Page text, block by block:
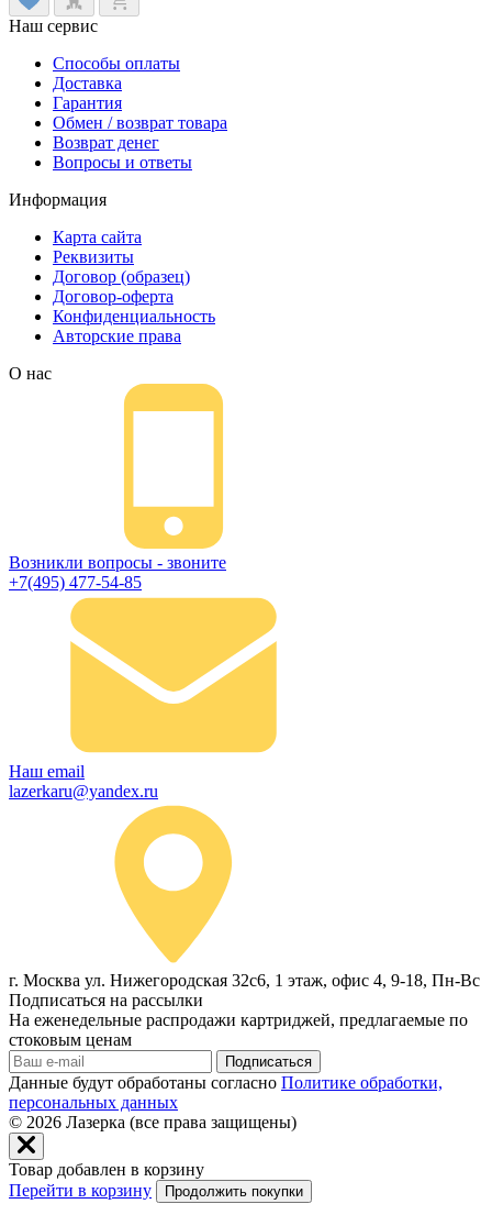
Наш сервис
Способы оплаты
Доставка
Гарантия
Обмен / возврат товара
Возврат денег
Вопросы и ответы
Информация
Карта сайта
Реквизиты
Договор (образец)
Договор-оферта
Конфиденциальность
Авторские права
О нас
Возникли вопросы - звоните
+7(495) 477-54-85
Наш email
lazerkaru@yandex.ru
г. Москва ул. Нижегородская 32с6, 1 этаж, офис 4, 9-18, Пн-Вс
Подписаться на рассылки
На еженедельные распродажи картриджей, предлагаемые по
стоковым ценам
Подписаться
Данные будут обработаны согласно Политике обработки,
персональных данных
© 2026 Лазерка (все права защищены)
Товар добавлен в корзину
Перейти в корзину
Продолжить покупки